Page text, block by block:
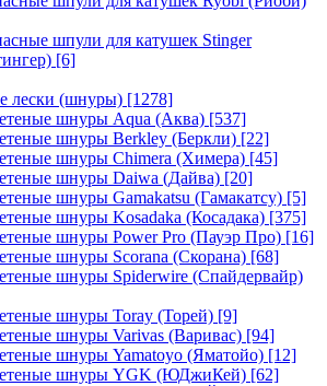
шпули для катушек Stinger
[6]
лески (шнуры) [1278]
шнуры Aqua (Аква) [537]
шнуры Berkley (Беркли) [22]
шнуры Chimera (Химера) [45]
шнуры Daiwa (Дайва) [20]
шнуры Gamakatsu (Гамакатсу) [5]
шнуры Kosadaka (Косадака) [375]
шнуры Power Pro (Пауэр Про) [16]
шнуры Scorana (Скорана) [68]
шнуры Spiderwire (Спайдервайр)
шнуры Toray (Торей) [9]
шнуры Varivas (Варивас) [94]
шнуры Yamatoyo (Яматойо) [12]
шнуры YGK (ЮДжиКей) [62]